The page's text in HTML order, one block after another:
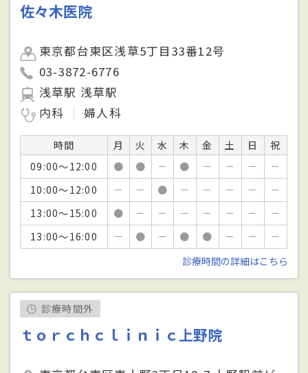
佐々木医院
東京都台東区浅草5丁目33番12号
03-3872-6776
浅草駅 浅草駅
内科
婦人科
時間 月 火 水 木 金 土 日
祝
09:00～12:00
● ● － ● － － －
－
10:00～12:00
－ － ● － － － －
－
13:00～15:00
● － － － － － －
－
13:00～16:00
－ ● － ● ● － －
－
診療時間の詳細はこちら
診療時間外
ｔｏｒｃｈｃｌｉｎｉｃ上野院